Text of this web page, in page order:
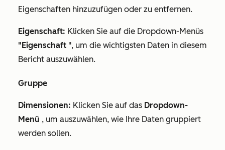
Eigenschaften hinzuzufügen oder zu entfernen.
Eigenschaft: Klicken Sie auf die Dropdown-Menüs
"Eigenschaft ", um die wichtigsten Daten in diesem
Bericht auszuwählen.
Gruppe
Dimensionen: Klicken Sie auf das Dropdown-
Menü , um auszuwählen, wie Ihre Daten gruppiert
werden sollen.